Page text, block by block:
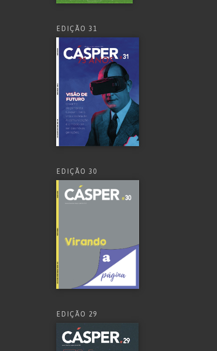
EDIÇÃO 31
EDIÇÃO 30
EDIÇÃO 29